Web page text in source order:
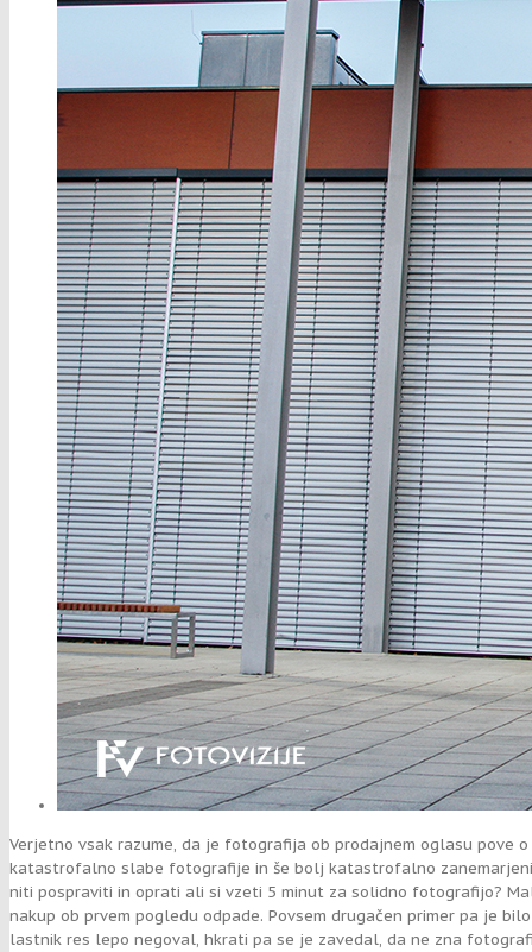
Verjetno vsak razume, da je fotografija ob prodajnem oglasu pove
katastrofalno slabe fotografije in še bolj katastrofalno
niti pospraviti in oprati ali si vzeti 5 minut za solidno fotografijo?
nakup ob prvem pogledu odpade. Povsem drugačen primer pa je
lastnik res lepo negoval, hkrati pa se je zavedal, da ne zna